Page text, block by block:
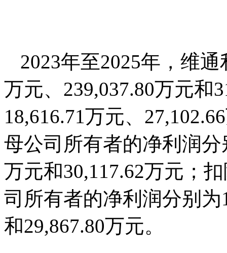
2023年至2025年，维
万元、239,037.80万元和
18,616.71万元、
母公司所有者的净利润分
万元和30,117.62万元；
司所有者的净利润分别为
和29,867.80万元。